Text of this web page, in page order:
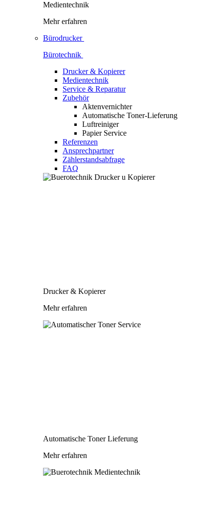
Medientechnik
Mehr erfahren
Bürodrucker
Bürotechnik
Drucker & Kopierer
Medientechnik
Service & Reparatur
Zubehör
Aktenvernichter
Automatische Toner-Lieferung
Luftreiniger
Papier Service
Referenzen
Ansprechpartner
Zählerstandsabfrage
FAQ
Drucker & Kopierer
Mehr erfahren
Automatische Toner Lieferung
Mehr erfahren